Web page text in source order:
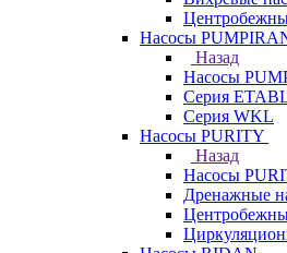
Насосы
Назад
Насосы
Серия
Серия WKL
Насосы PURITY
Назад
Насосы
Дренажные